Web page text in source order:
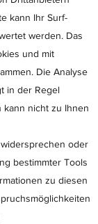
kann Ihr Surf-
werden. Das
und mit
Die Analyse
in der Regel
kann nicht zu Ihnen
oder
bestimmter Tools
zu diesen